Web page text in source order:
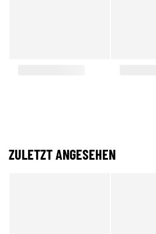
ZULETZT ANGESEHEN